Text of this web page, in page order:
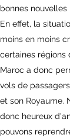
bonnes nouvelles
En effet, la
moins en moins
certaines régions
Maroc a donc
vols de
et son Royaume.
donc heureux
pouvons